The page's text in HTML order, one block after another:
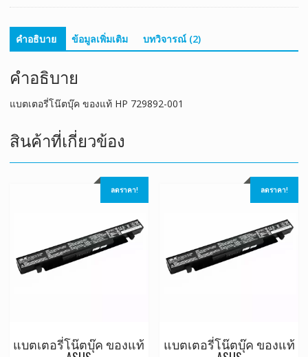
คำอธิบาย ข้อมูลเพิ่มเติม บทวิจารณ์ (2)
คำอธิบาย
แบตเตอรี่โน๊ตบุ๊ค ของแท้ HP 729892-001
สินค้าที่เกี่ยวข้อง
ลดราคา!
แบตเตอรี่โน๊ตบุ๊ค ของแท้
ลดราคา!
แบตเตอรี่โน๊ตบุ๊ค ของแท้